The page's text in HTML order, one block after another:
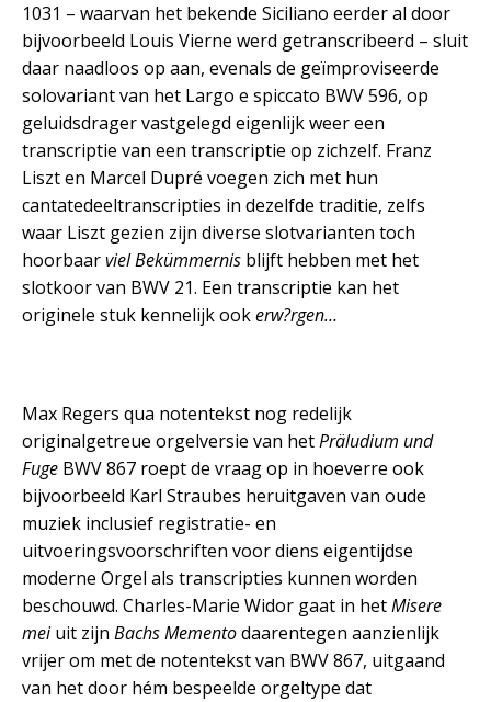
1031 – waarvan het bekende Siciliano eerder al door
bijvoorbeeld Louis Vierne werd getranscribeerd – sluit
daar naadloos op aan, evenals de geïmproviseerde
solovariant van het Largo e spiccato BWV 596, op
geluidsdrager vastgelegd eigenlijk weer een
transcriptie van een transcriptie op zichzelf. Franz
Liszt en Marcel Dupré voegen zich met hun
cantatedeeltranscripties in dezelfde traditie, zelfs
waar Liszt gezien zijn diverse slotvarianten toch
hoorbaarviel Bekümmernis blijft hebben met het
slotkoor van BWV 21. Een transcriptie kan het
originele stuk kennelijk ookerw?rgen…
Max Regers qua notentekst nog redelijk
originalgetreue orgelversie van hetPräludium und
Fuge BWV 867 roept de vraag op in hoeverre ook
bijvoorbeeld Karl Straubes heruitgaven van oude
muziek inclusief registratie- en
uitvoeringsvoorschriften voor diens eigentijdse
moderne Orgel als transcripties kunnen worden
beschouwd. Charles-Marie Widor gaat in hetMisere
meiuit zijn Bachs Mementodaarentegen aanzienlijk
vrijer om met de notentekst van BWV 867, uitgaand
van het door hém bespeelde orgeltype dat